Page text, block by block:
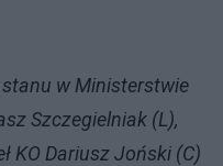
stanu w Ministerstwie
Szczegielniak (L),
KO Dariusz Joński (C)